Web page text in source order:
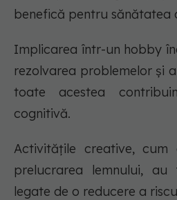
benefică pentru sănătatea
Implicarea într-un hobby
rezolvarea problemelor și
toate acestea
cognitivă.
Activitățile creative,
prelucrarea lemnului, au
legate de o reducere a